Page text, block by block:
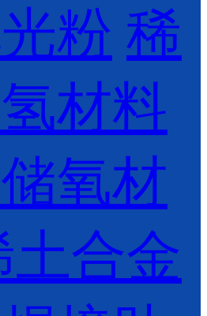
粉 稀
材料
氧材
土合金